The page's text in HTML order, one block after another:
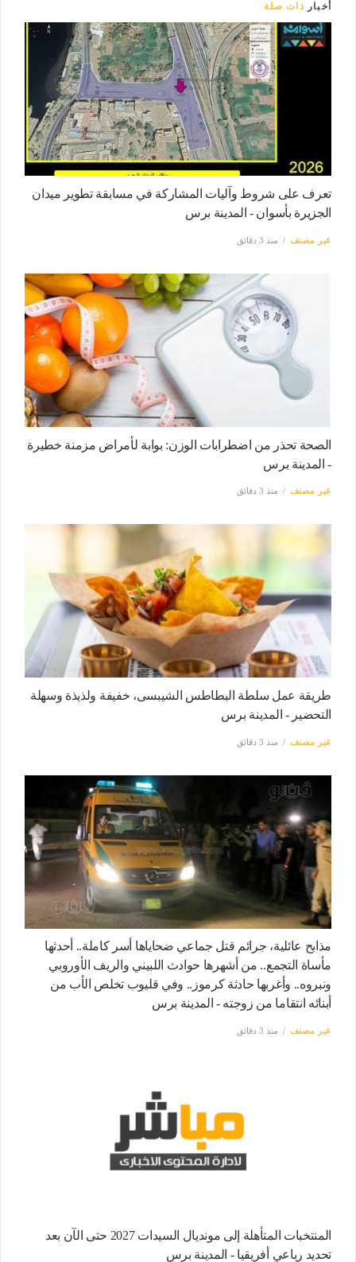
أخبار ذات صلة
تعرف على شروط وآليات المشاركة في مسابقة تطوير ميدان
الجزيرة بأسوان - المدينة برس
غير مصنف منذ 3 دقائق
الصحة تحذر من اضطرابات الوزن: بوابة لأمراض مزمنة خطيرة
- المدينة برس
غير مصنف منذ 3 دقائق
طريقة عمل سلطة البطاطس الشيبسى، خفيفة ولذيذة وسهلة
التحضير - المدينة برس
غير مصنف منذ 3 دقائق
مذابح عائلية، جرائم قتل جماعي ضحاياها أسر كاملة.. أحدثها
مأساة التجمع.. من أشهرها حوادث اللبيني والريف الأوروبي
ونبروه.. وأغربها حادثة كرموز.. وفي قليوب تخلص الأب من
أبنائه انتقاما من زوجته - المدينة برس
غير مصنف منذ 3 دقائق
المنتخبات المتأهلة إلى مونديال السيدات 2027 حتى الآن بعد
تحديد رباعي أفريقيا - المدينة برس